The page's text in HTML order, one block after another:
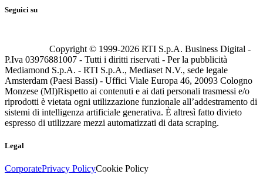
Seguici su
Copyright © 1999-2026 RTI S.p.A. Business Digital -
P.Iva 03976881007 - Tutti i diritti riservati - Per la pubblicità
Mediamond S.p.A. - RTI S.p.A., Mediaset N.V., sede legale
Amsterdam (Paesi Bassi) - Uffici Viale Europa 46, 20093 Cologno
Monzese (MI)Rispetto ai contenuti e ai dati personali trasmessi e/o
riprodotti è vietata ogni utilizzazione funzionale all’addestramento di
sistemi di intelligenza artificiale generativa. È altresì fatto divieto
espresso di utilizzare mezzi automatizzati di data scraping.
Legal
CorporatePrivacy PolicyCookie Policy